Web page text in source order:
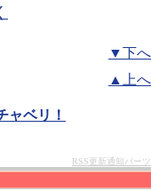
▼下へ
▲上へ
ャベリ！
RSS更新通知パーツ